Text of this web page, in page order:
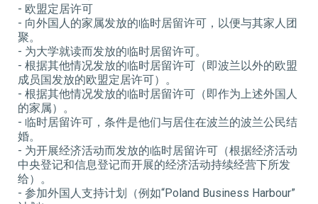
- 欧盟定居许可
- 向外国人的家属发放的临时居留许可，以便与其家人团
聚。
- 为大学就读而发放的临时居留许可。
- 根据其他情况发放的临时居留许可（即波兰以外的欧盟
成员国发放的欧盟定居许可）。
- 根据其他情况发放的临时居留许可（即作为上述外国人
的家属）。
- 临时居留许可，条件是他们与居住在波兰的波兰公民结
婚。
- 为开展经济活动而发放的临时居留许可（根据经济活动
中央登记和信息登记而开展的经济活动持续经营下所发
给）。
- 参加外国人支持计划（例如“Poland Business Harbour”